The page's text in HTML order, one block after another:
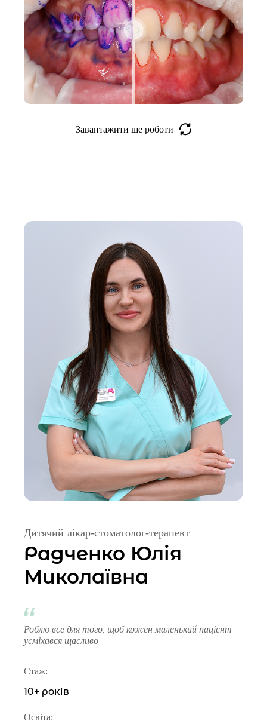
Завантажити ще роботи
Дитячий лікар-стоматолог-терапевт
Радченко Юлія
Миколаївна
Роблю все для того, щоб кожен маленький пацієнт
усміхався щасливо
Стаж:
10+ років
Освіта: